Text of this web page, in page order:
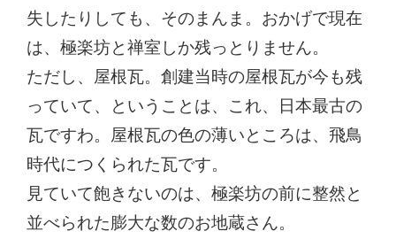
失したりしても、そのまんま。おかげで現在
は、極楽坊と禅室しか残っとりません。
ただし、屋根瓦。創建当時の屋根瓦が今も残
っていて、ということは、これ、日本最古の
瓦ですわ。屋根瓦の色の薄いところは、飛鳥
時代につくられた瓦です。
見ていて飽きないのは、極楽坊の前に整然と
並べられた膨大な数のお地蔵さん。